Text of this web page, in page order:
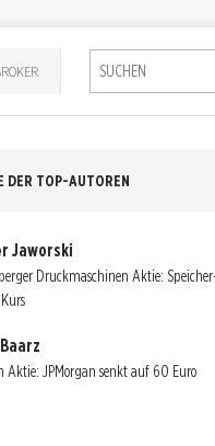
DER TOP-AUTOREN
Jaworski
Druckmaschinen Aktie:
Aktie: JPMorgan senkt auf 60 Euro